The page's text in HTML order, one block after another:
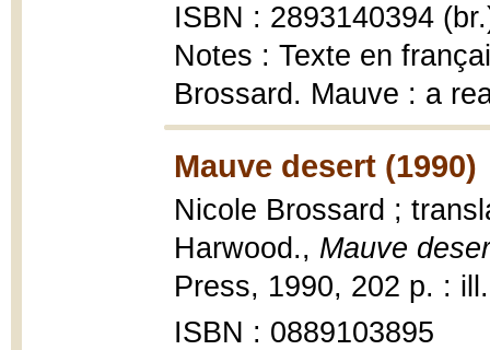
ISBN : 2893140394
Notes : Texte en
Brossard. Mauve : a
Mauve desert (1990)
Nicole Brossard ;
Harwood., Mauve
Press, 1990, 202 p. : ill.
ISBN : 0889103895